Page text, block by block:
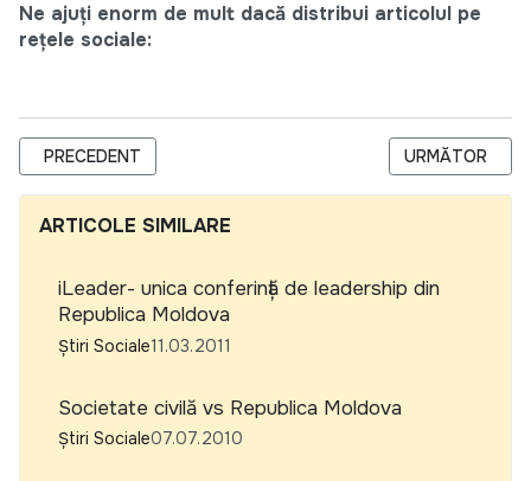
Ne ajuți enorm de mult dacă distribui articolul pe
rețele sociale:
ARTICOL PRECEDENT: LA CE BISERICĂ MERGE ÎNGERUL TĂU?
PRECEDENT ARTICOLUL
URMĂTOR
ARTICOLE SIMILARE
iLeader- unica conferință de leadership din
Republica Moldova
Știri Sociale11.03.2011
Societate civilă vs Republica Moldova
Știri Sociale07.07.2010